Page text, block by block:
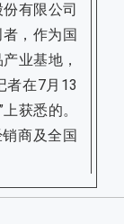
有限公司
，作为国
业基地，
者在7月13
获悉的。
商及全国